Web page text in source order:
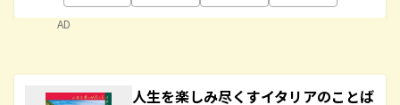
AD
人生を楽しみ尽くすイタリアのことば